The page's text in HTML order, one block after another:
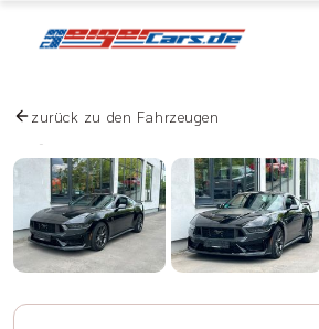
zurück zu den Fahrzeugen